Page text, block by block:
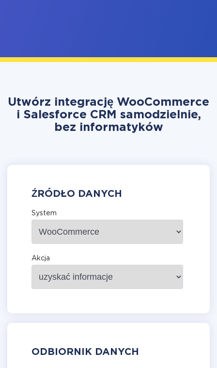
Utwórz integrację WooCommerce
i Salesforce CRM samodzielnie,
bez informatyków
ŹRÓDŁO DANYCH
System
Akcja
ODBIORNIK DANYCH